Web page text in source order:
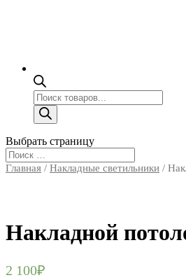
Поиск
товаров
Выбрать страницу
Главная / Накладные светильники /
Накладной
2 100₽